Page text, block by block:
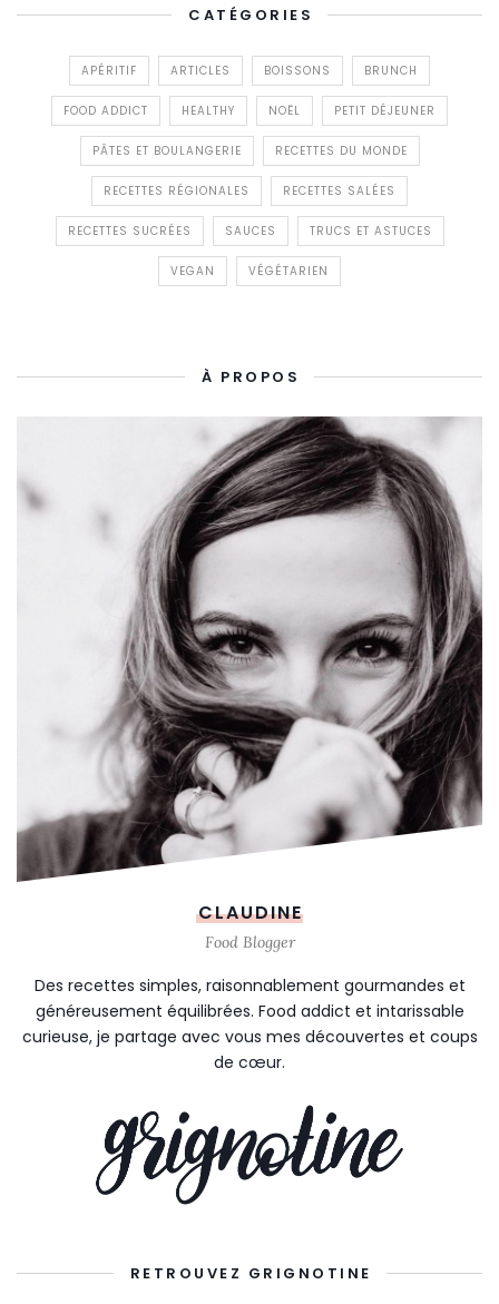
CATÉGORIES
APÉRITIF ARTICLES BOISSONS BRUNCH
FOOD ADDICT HEALTHY NOËL PETIT DÉJEUNER
PÂTES ET BOULANGERIE RECETTES DU MONDE
RECETTES RÉGIONALES RECETTES SALÉES
RECETTES SUCRÉES SAUCES TRUCS ET ASTUCES
VEGAN VÉGÉTARIEN
À PROPOS
CLAUDINE
Food Blogger
Des recettes simples, raisonnablement gourmandes et
généreusement équilibrées. Food addict et intarissable
curieuse, je partage avec vous mes découvertes et coups
de cœur.
RETROUVEZ GRIGNOTINE